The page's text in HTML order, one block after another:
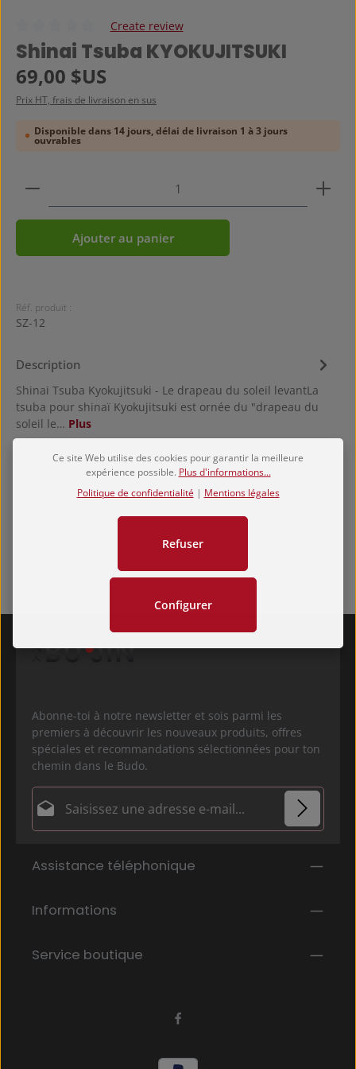
Note moyenne de 0 sur 5 étoiles
Create review
Shinai Tsuba KYOKUJITSUKI
Prix régulier :
69,00 $US
Prix HT, frais de livraison en sus
Disponible dans 14 jours, délai de livraison 1 à 3 jours
ouvrables
Quantité de produit : Entrez la quantité
Ajouter au panier
Réf. produit :
SZ-12
Description
Shinai Tsuba Kyokujitsuki - Le drapeau du soleil levantLa
tsuba pour shinaï Kyokujitsuki est ornée du "drapeau du
soleil le… Plus
Hersteller
Abonne-toi à notre newsletter et sois parmi les
premiers à découvrir les nouveaux produits, offres
spéciales et recommandations sélectionnées pour ton
chemin dans le Budo.
Adresse e-mail*
En sélectionnant Continuer, vous confirmez que
informations sur la protection des données
vous avez accepté nos
Les champs marqués d'un astérisque (*) sont
obligatoires.
Assistance téléphonique
Informations
Service boutique
Ce site Web utilise des cookies pour garantir la meilleure
expérience possible. Plus d'informations...
Politique de confidentialité | Mentions légales
Refuser
Configurer